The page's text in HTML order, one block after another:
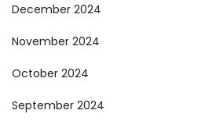
December 2024
November 2024
October 2024
September 2024